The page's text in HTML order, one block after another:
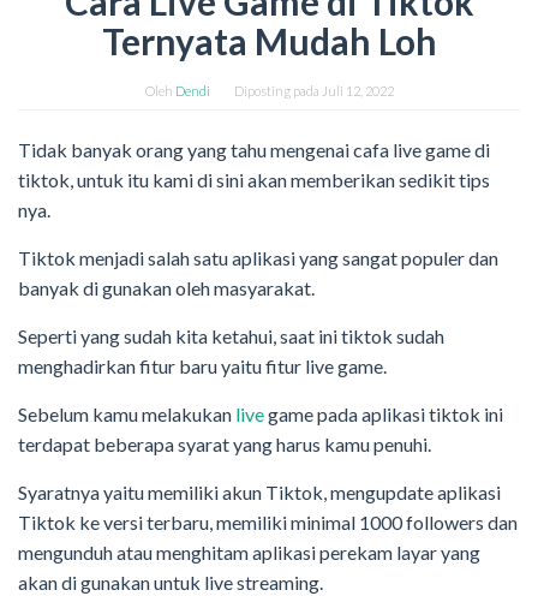
Ternyata Mudah Loh
Oleh Dendi Diposting pada Juli 12, 2022
Tidak banyak orang yang tahu mengenai cafa live game di
tiktok, untuk itu kami di sini akan memberikan sedikit tips
nya.
Tiktok menjadi salah satu aplikasi yang sangat populer dan
banyak di gunakan oleh masyarakat.
Seperti yang sudah kita ketahui, saat ini tiktok sudah
menghadirkan fitur baru yaitu fitur live game.
Sebelum kamu melakukan livegame pada aplikasi tiktok ini
terdapat beberapa syarat yang harus kamu penuhi.
Syaratnya yaitu memiliki akun Tiktok, mengupdate aplikasi
Tiktok ke versi terbaru, memiliki minimal 1000 followers dan
mengunduh atau menghitam aplikasi perekam layar yang
akan di gunakan untuk live streaming.